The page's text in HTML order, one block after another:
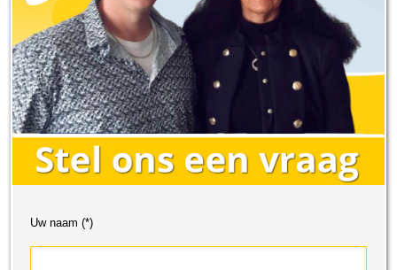
Uw naam (*)